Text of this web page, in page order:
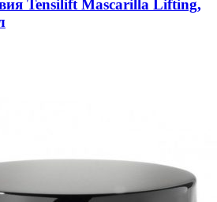
Tensilift Mascarilla Lifting,